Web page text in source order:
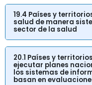
19.4 Países y
salud de manera
sector de la salud
20.1 Países y
ejecutar planes
los sistemas de
basan en